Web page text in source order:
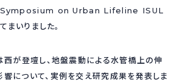
on Urban Lifeline ISUL
いりました。
西が登壇し、地盤震動による水管橋上の伸
について、実例を交え研究成果を発表しま